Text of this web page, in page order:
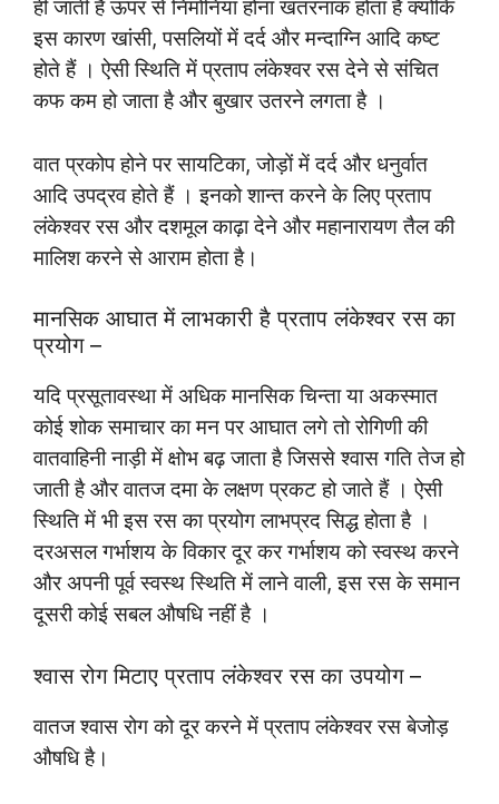
ही जाती है ऊपर से निमोनिया होना खतरनाक होता है क्योंकि
इस कारण खांसी, पसलियों में दर्द और मन्दाग्नि आदि कष्ट
होते हैं । ऐसी स्थिति में प्रताप लंकेश्वर रस देने से संचित
कफ कम हो जाता है और बुखार उतरने लगता है ।
वात प्रकोप होने पर सायटिका, जोड़ों में दर्द और धनुर्वात
आदि उपद्रव होते हैं । इनको शान्त करने के लिए प्रताप
लंकेश्वर रस और दशमूल काढ़ा देने और महानारायण तैल की
मालिश करने से आराम होता है।
मानसिक आघात में लाभकारी है प्रताप लंकेश्वर रस का
प्रयोग –
यदि प्रसूतावस्था में अधिक मानसिक चिन्ता या अकस्मात
कोई शोक समाचार का मन पर आघात लगे तो रोगिणी की
वातवाहिनी नाड़ी में क्षोभ बढ़ जाता है जिससे श्वास गति तेज हो
जाती है और वातज दमा के लक्षण प्रकट हो जाते हैं । ऐसी
स्थिति में भी इस रस का प्रयोग लाभप्रद सिद्ध होता है ।
दरअसल गर्भाशय के विकार दूर कर गर्भाशय को स्वस्थ करने
और अपनी पूर्व स्वस्थ स्थिति में लाने वाली, इस रस के समान
दूसरी कोई सबल औषधि नहीं है ।
श्वास रोग मिटाए प्रताप लंकेश्वर रस का उपयोग –
वातज श्वास रोग को दूर करने में प्रताप लंकेश्वर रस बेजोड़
औषधि है।